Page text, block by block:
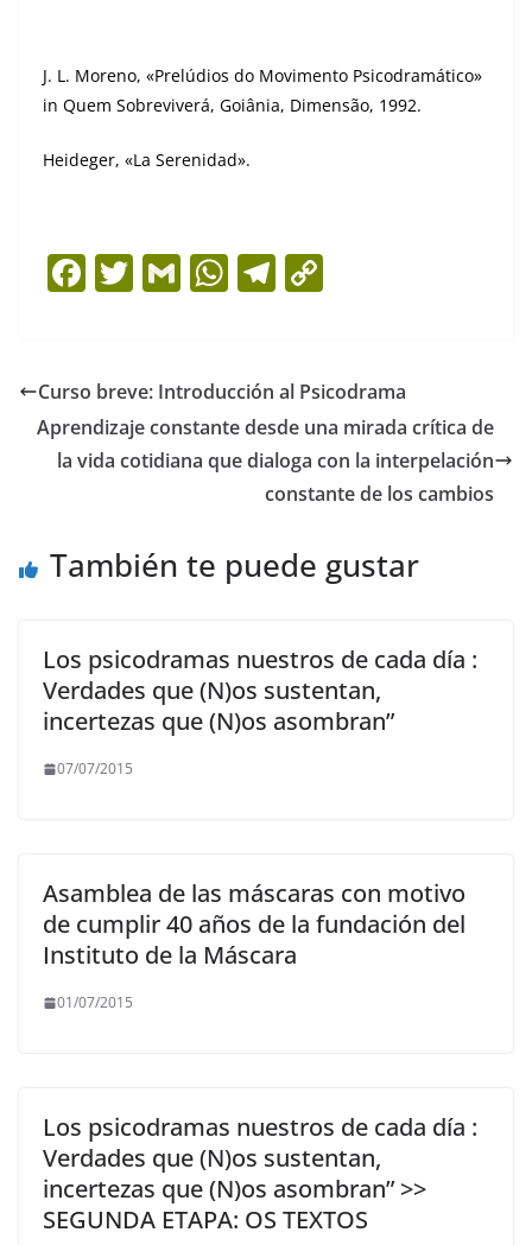
J. L. Moreno, «Prelúdios do Movimento Psicodramático»
in Quem Sobreviverá, Goiânia, Dimensão, 1992.
Heideger, «La Serenidad».
F
e
b
o
T
er
G
l
W
s
A
p
T
gr
a
m
y
Li
n
k
Curso breve: Introducción al Psicodrama
Aprendizaje constante desde una mirada crítica de
la vida cotidiana que dialoga con la interpelación
constante de los cambios
También te puede gustar
Los psicodramas nuestros de cada día :
Verdades que (N)os sustentan,
incertezas que (N)os asombran”
07/07/2015
Asamblea de las máscaras con motivo
de cumplir 40 años de la fundación del
Instituto de la Máscara
01/07/2015
Los psicodramas nuestros de cada día :
Verdades que (N)os sustentan,
incertezas que (N)os asombran” >>
SEGUNDA ETAPA: OS TEXTOS